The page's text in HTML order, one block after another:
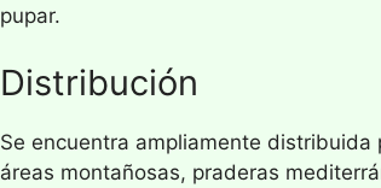
pupar.
Distribución
Se encuentra ampliamente distribuida
áreas montañosas, praderas